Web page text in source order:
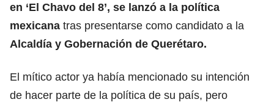
en ‘El Chavo del 8’, se lanzó a la política
mexicana tras presentarse como candidato a la
Alcaldía y Gobernación de Querétaro.
El mítico actor ya había mencionado su intención
de hacer parte de la política de su país, pero